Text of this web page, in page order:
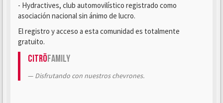
- Hydractives, club automovilístico registrado como
asociación nacional sin ánimo de lucro.
El registro y acceso a esta comunidad es totalmente
gratuito.
CitröFamily
Disfrutando con nuestros chevrones.